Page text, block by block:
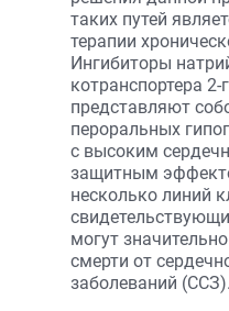
таких путей
терапии
Ингибиторы
котранспортера
представляют
пероральных
с высоким
защитным
несколько линий
могут
смерти от
заболеваний (ССЗ).